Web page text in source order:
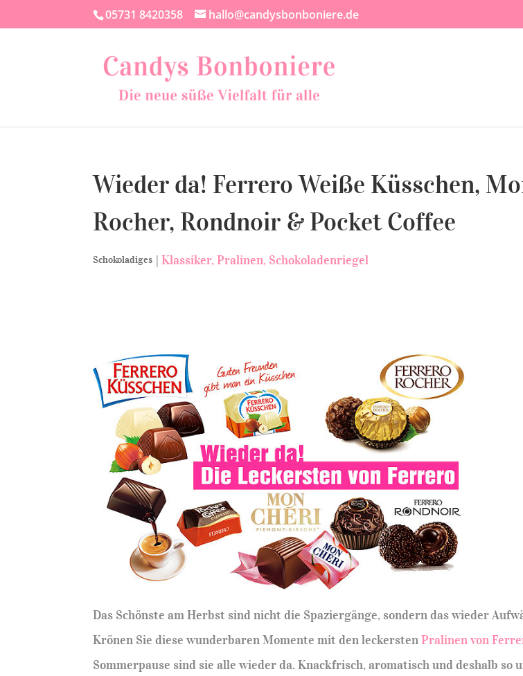
05731 8420358 hallo@candysbonboniere.de
Wieder da! Ferrero Weiße Küsschen,
Rocher, Rondnoir & Pocket Coffee
Schokoladiges |Klassiker Pralinen Schokoladenriegel
Das Schönste am Herbst sind nicht die Spaziergänge, sondern das wieder
Krönen Sie diese wunderbaren Momente mit den leckerstenPralinen von
Sommerpause sind sie alle wieder da. Knackfrisch, aromatisch und deshalb so